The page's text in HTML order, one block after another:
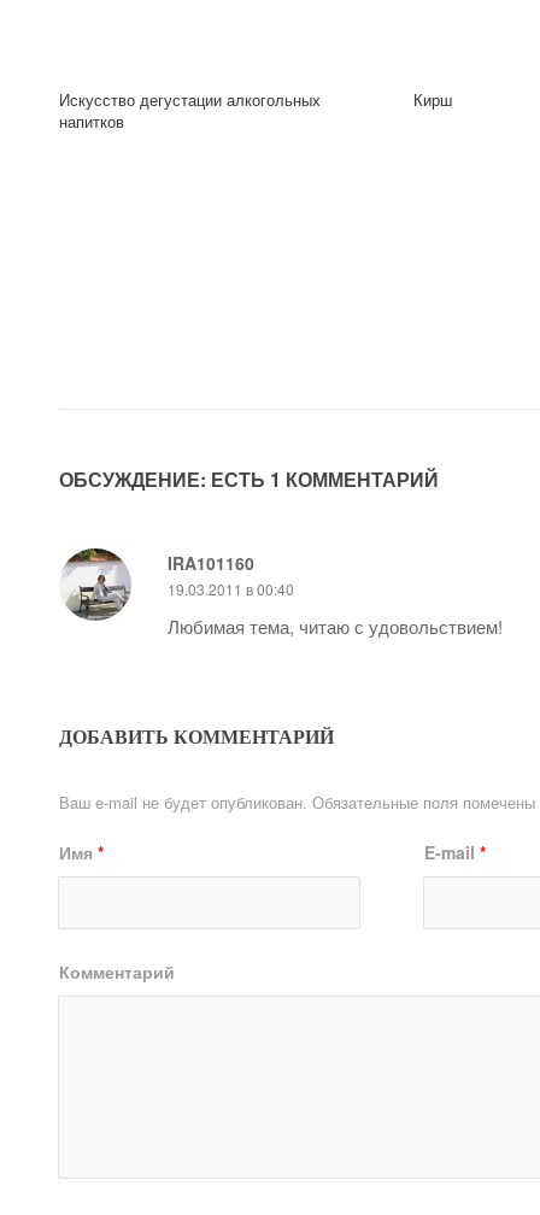
Искусство дегустации алкогольных
напитков
Кирш
ОБСУЖДЕНИЕ: ЕСТЬ 1 КОММЕНТАРИЙ
IRA101160
19.03.2011 в 00:40
Любимая тема, читаю с удовольствием!
ДОБАВИТЬ КОММЕНТАРИЙ
Ваш e-mail не будет опубликован. Обязательные поля помечены
Имя * E-mail *
Комментарий